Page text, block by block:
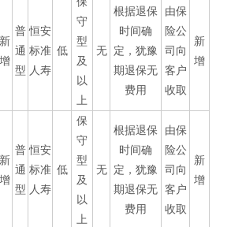
新
增
普
通
型
恒安
标准
人寿
低
守
型
及
以
上
无
根据退保
时间确
定，犹豫
期退保无
费用
由保
险公
司向
客户
收取
新
增
新
增
普
通
型
恒安
标准
人寿
低
保
守
型
及
以
上
无
根据退保
时间确
定，犹豫
期退保无
费用
由保
险公
司向
客户
收取
新
增